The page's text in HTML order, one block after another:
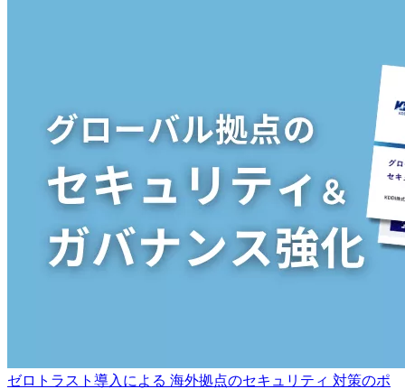
ゼロトラスト導入による 海外拠点のセキュリティ 対策のポ